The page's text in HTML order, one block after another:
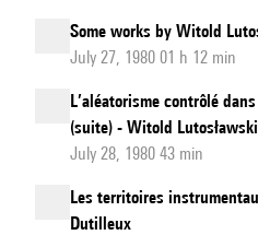
Some works by Witold
July 27, 1980 01 h 12 min
L’aléatorisme contrôlé
(suite) - Witold Lutosławski
July 28, 1980 43 min
Les territoires
Dutilleux